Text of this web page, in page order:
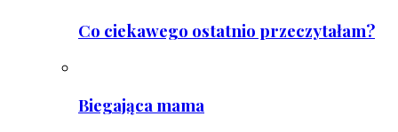
Co ciekawego ostatnio przeczytałam?
Biegająca mama